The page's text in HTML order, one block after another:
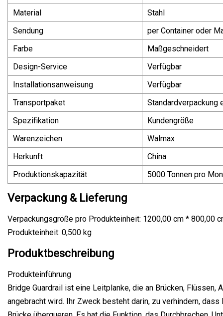
Material
Stahl
Sendung
per Container oder
Farbe
Maßgeschneidert
Design-Service
Verfügbar
Installationsanweisung
Verfügbar
Transportpaket
Standardverpackung
Spezifikation
Kundengröße
Warenzeichen
Walmax
Herkunft
China
Produktionskapazität
5000 Tonnen pro
Verpackung & Lieferung
Verpackungsgröße pro Produkteinheit: 1200,00 cm * 800,00
Produkteinheit: 0,500 kg
Produktbeschreibung
Produkteinführung
Bridge Guardrail ist eine Leitplanke, die an Brücken, Flüssen,
angebracht wird. Ihr Zweck besteht darin, zu verhindern,